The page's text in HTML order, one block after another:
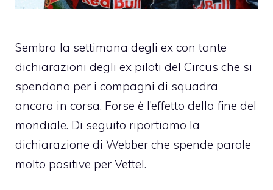
Sembra la settimana degli ex con tante
dichiarazioni degli ex piloti del Circus che si
spendono per i compagni di squadra
ancora in corsa. Forse è l’effetto della fine del
mondiale. Di seguito riportiamo la
dichiarazione di Webber che spende parole
molto positive per Vettel.